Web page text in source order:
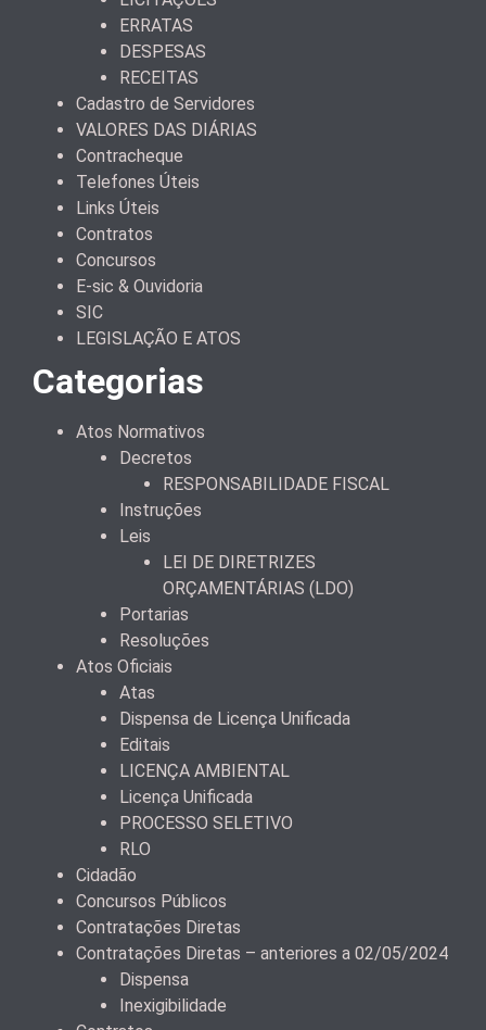
ERRATAS
DESPESAS
RECEITAS
Cadastro de Servidores
VALORES DAS DIÁRIAS
Contracheque
Telefones Úteis
Links Úteis
Contratos
Concursos
E-sic & Ouvidoria
SIC
LEGISLAÇÃO E ATOS
Categorias
Atos Normativos
Decretos
RESPONSABILIDADE FISCAL
Instruções
Leis
LEI DE DIRETRIZES
ORÇAMENTÁRIAS (LDO)
Portarias
Resoluções
Atos Oficiais
Atas
Dispensa de Licença Unificada
Editais
LICENÇA AMBIENTAL
Licença Unificada
PROCESSO SELETIVO
RLO
Cidadão
Concursos Públicos
Contratações Diretas
Contratações Diretas – anteriores a 02/05/2024
Dispensa
Inexigibilidade